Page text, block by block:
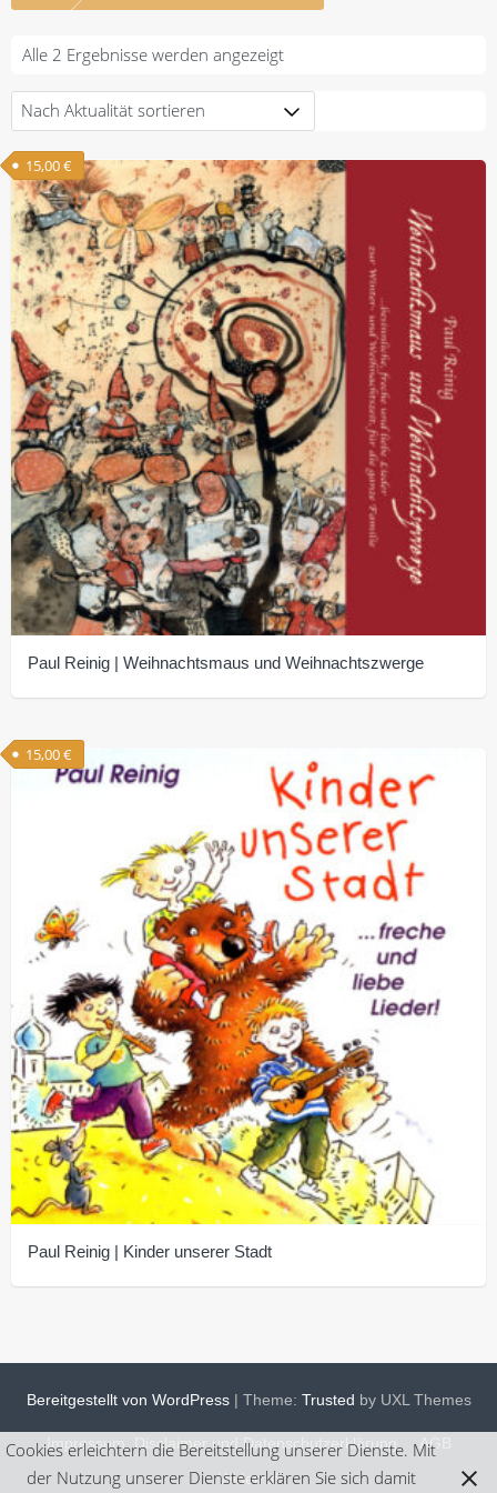
Alle 2 Ergebnisse werden angezeigtNach
sortiert
Paul Reinig | Weihnachtsmaus und Weihnachtszwerge
15,00€
Paul Reinig | Kinder unserer Stadt
15,00€
Bereitgestellt von WordPress | Theme: Trusted by UXL Themes
Impressum, Disclaimer und Datenschutzerklärung
AGB
Widerruf
Cookies erleichtern die Bereitstellung unserer Dienste. Mit
der Nutzung unserer Dienste erklären Sie sich damit